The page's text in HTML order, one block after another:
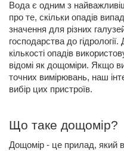
Вода є одним з
про те, скільки опадів
значення для різних
господарства до
кількості опадів
відомі як дощоміри. Якщо
точних вимірювань, наш
вибір цих пристроїв.
Що таке дощомір?
Дощомір - це прилад, який